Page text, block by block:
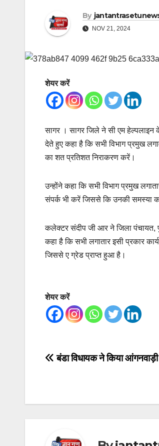
By
NOV 21, 2024
शेयर करें
सागर । सागर जिले ने सी एम हेल्पलाइन
देते हुए कहा है कि सभी विभाग प्रमुख
का शत प्रतिशत निराकरण करें।
उन्होंने कहा कि सभी विभाग प्रमुख
संपर्क भी करें जिससे कि उनकी समस्या
कलेक्टर संदीप जी आर ने जिला पंचायत,
कहा है कि सभी लगातार इसी प्रकार
जिससे ए ग्रेड प्राप्त हुआ है।
शेयर करें
Post
बंडा विधायक ने किया